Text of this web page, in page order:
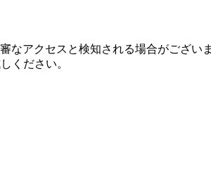
アクセスと検知される場合がございま
ください。